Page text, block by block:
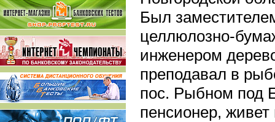
Был
целлюлозно-
инженером
преподавал в
пос. Рыбном под
пенсионер, живет